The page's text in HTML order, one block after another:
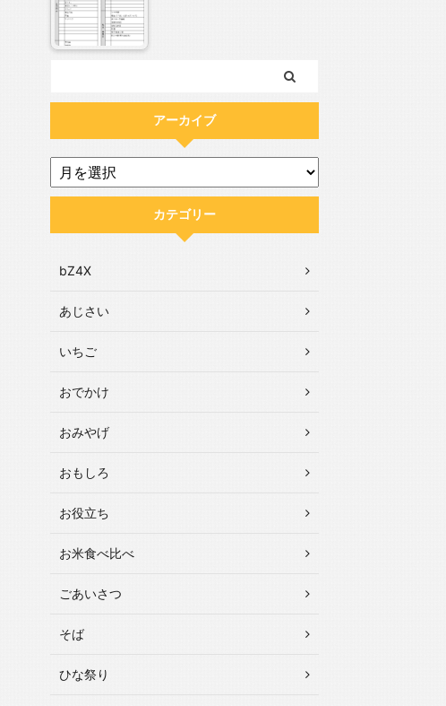
アーカイブ
カテゴリー
bZ4X
あじさい
いちご
おでかけ
おみやげ
おもしろ
お役立ち
お米食べ比べ
ごあいさつ
そば
ひな祭り